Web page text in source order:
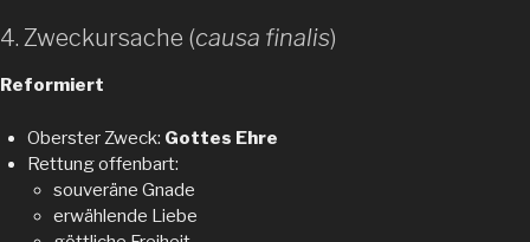
4. Zweckursache (causa finalis)
Reformiert
Oberster Zweck: Gottes Ehre
Rettung offenbart:
souveräne Gnade
erwählende Liebe